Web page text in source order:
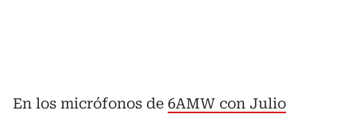
En los micrófonos de 6AMW con Julio